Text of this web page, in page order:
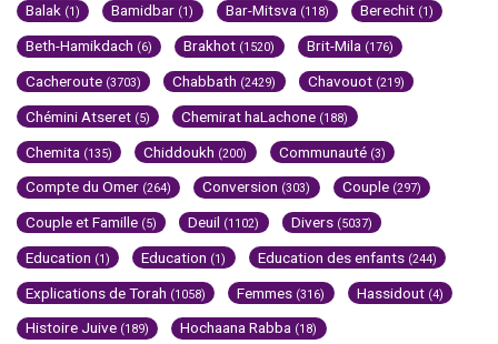
Balak (1) Bamidbar (1) Bar-Mitsva (118) Berechit (1)
Beth-Hamikdach (6) Brakhot (1520) Brit-Mila (176)
Cacheroute (3703) Chabbath (2429) Chavouot (219)
Chémini Atseret (5) Chemirat haLachone (188)
Chemita (135) Chiddoukh (200) Communauté (3)
Compte du Omer (264) Conversion (303) Couple (297)
Couple et Famille (5) Deuil (1102) Divers (5037)
Education (1) Education (1) Education des enfants (244)
Explications de Torah (1058) Femmes (316) Hassidout (4)
Histoire Juive (189) Hochaana Rabba (18)